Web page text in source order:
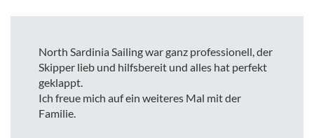
North Sardinia Sailing war ganz professionell, der
Skipper lieb und hilfsbereit und alles hat perfekt
geklappt.
Ich freue mich auf ein weiteres Mal mit der
Familie.